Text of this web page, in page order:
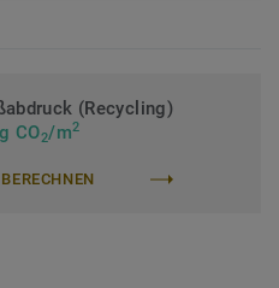
(Recycling)
CO2/m2